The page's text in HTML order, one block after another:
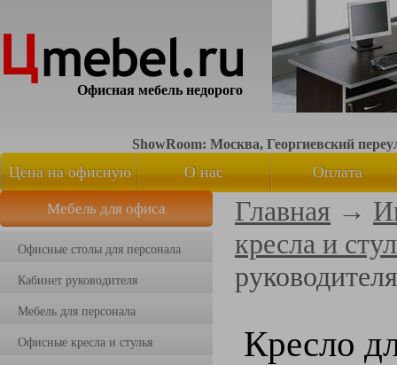
Офисная мебель недорого
ShowRoom: Москва, Георгиевский
Цена на офисную
мебель
О нас Оплата
Мебель для офиса
Офисные столы для персонала
Кабинет руководителя
Мебель для персонала
Офисные кресла и стулья
Главная →
кресла и
Кресло